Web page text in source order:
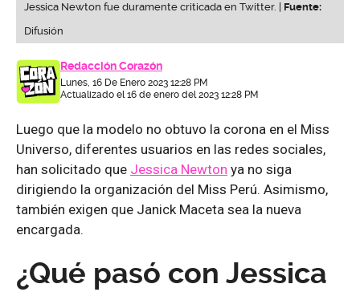
Jessica Newton fue duramente criticada en Twitter. | Fuente:
Difusión
Redacción Corazón
Lunes, 16 De Enero 2023 12:28 PM
Actualizado el 16 de enero del 2023 12:28 PM
Luego que la modelo no obtuvo la corona en el Miss
Universo, diferentes usuarios en las redes sociales,
han solicitado que Jessica Newton ya no siga
dirigiendo la organización del Miss Perú. Asimismo,
también exigen que Janick Maceta sea la nueva
encargada.
¿Qué pasó con Jessica